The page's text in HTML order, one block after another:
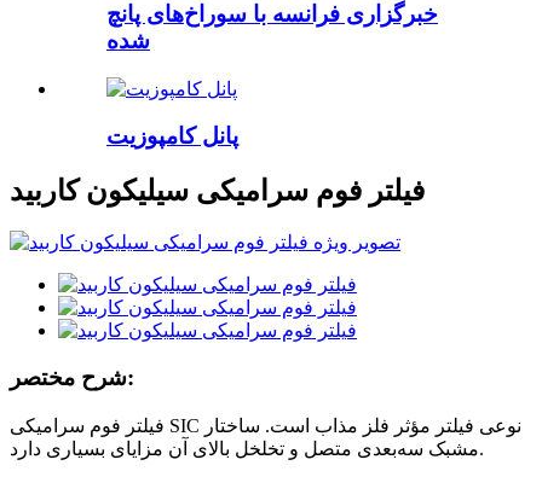
خبرگزاری فرانسه با سوراخ‌های پانچ
شده
پانل کامپوزیت
فیلتر فوم سرامیکی سیلیکون کاربید
شرح مختصر:
فیلتر فوم سرامیکی SIC نوعی فیلتر مؤثر فلز مذاب است. ساختار
مشبک سه‌بعدی متصل و تخلخل بالای آن مزایای بسیاری دارد.